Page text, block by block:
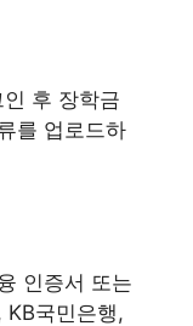
후 장학금
를 업로드하
인증서 또는
KB국민은행,